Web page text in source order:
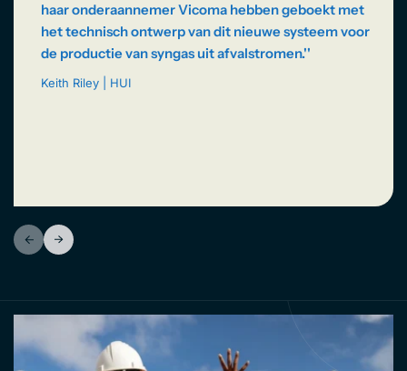
haar onderaannemer Vicoma hebben geboekt met
het technisch ontwerp van dit nieuwe systeem voor
de productie van syngas uit afvalstromen.''
Keith Riley | HUI